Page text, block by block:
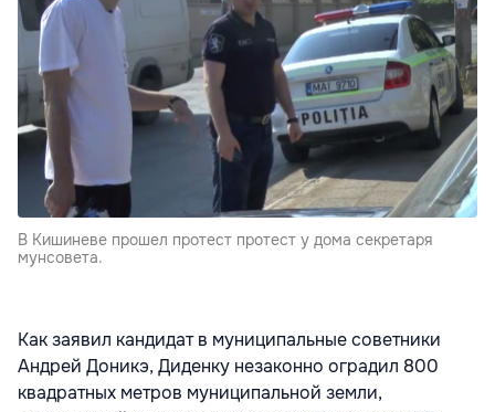
В Кишиневе прошел протест протест у дома секретаря
мунсовета.
Как заявил кандидат в муниципальные советники
Андрей Доникэ, Диденку незаконно оградил 800
квадратных метров муниципальной земли,